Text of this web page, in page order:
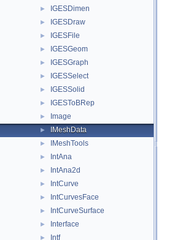
► IGESDimen
► IGESDraw
► IGESFile
► IGESGeom
► IGESGraph
► IGESSelect
► IGESSolid
► IGESToBRep
► Image
► IMeshData
► IMeshTools
► IntAna
► IntAna2d
► IntCurve
► IntCurvesFace
► IntCurveSurface
► Interface
► Intf